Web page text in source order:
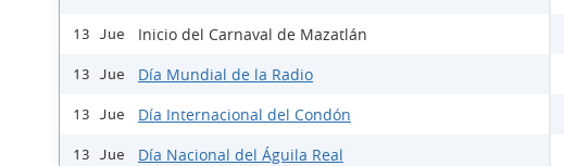
13 Jue Inicio del Carnaval de Mazatlán
13 Jue Día Mundial de la Radio
13 Jue Día Internacional del Condón
13 Jue Día Nacional del Águila Real